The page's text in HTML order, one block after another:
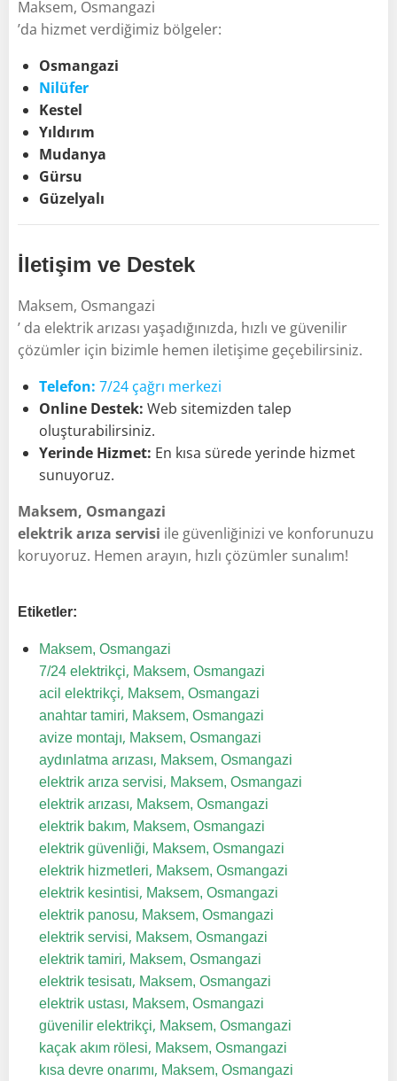
Maksem, Osmangazi
’da hizmet verdiğimiz bölgeler:
Osmangazi
Nilüfer
Kestel
Yıldırım
Mudanya
Gürsu
Güzelyalı
İletişim ve Destek
Maksem, Osmangazi
’ da elektrik arızası yaşadığınızda, hızlı ve güvenilir
çözümler için bizimle hemen iletişime geçebilirsiniz.
Telefon: 7/24 çağrı merkezi
Online Destek: Web sitemizden talep
oluşturabilirsiniz.
Yerinde Hizmet: En kısa sürede yerinde hizmet
sunuyoruz.
Maksem, Osmangazi
elektrik arıza servisi ile güvenliğinizi ve konforunuzu
koruyoruz. Hemen arayın, hızlı çözümler sunalım!
Etiketler:
Maksem, Osmangazi
7/24 elektrikçi, Maksem, Osmangazi
acil elektrikçi, Maksem, Osmangazi
anahtar tamiri, Maksem, Osmangazi
avize montajı, Maksem, Osmangazi
aydınlatma arızası, Maksem, Osmangazi
elektrik arıza servisi, Maksem, Osmangazi
elektrik arızası, Maksem, Osmangazi
elektrik bakım, Maksem, Osmangazi
elektrik güvenliği, Maksem, Osmangazi
elektrik hizmetleri, Maksem, Osmangazi
elektrik kesintisi, Maksem, Osmangazi
elektrik panosu, Maksem, Osmangazi
elektrik servisi, Maksem, Osmangazi
elektrik tamiri, Maksem, Osmangazi
elektrik tesisatı, Maksem, Osmangazi
elektrik ustası, Maksem, Osmangazi
güvenilir elektrikçi, Maksem, Osmangazi
kaçak akım rölesi, Maksem, Osmangazi
kısa devre onarımı, Maksem, Osmangazi